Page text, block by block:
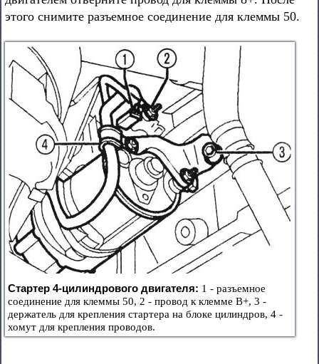
этого снимите разъемное соединение для клеммы 50.
Стартер 4-цилиндрового двигателя: 1 - разъемное
соединение для клеммы 50, 2 - провод к клемме В+, 3 -
держатель для крепления стартера на блоке цилиндров, 4 -
хомут для крепления проводов.